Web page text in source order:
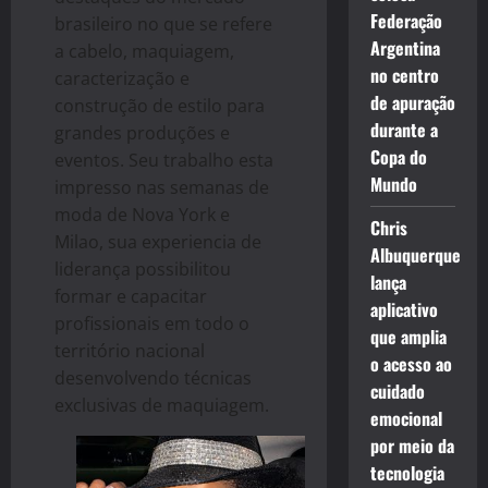
brasileiro no que se refere
a cabelo, maquiagem,
caracterização e
construção de estilo para
grandes produções e
eventos. Seu trabalho esta
impresso nas semanas de
moda de Nova York e
Milao, sua experiencia de
liderança possibilitou
formar e capacitar
profissionais em todo o
território nacional
desenvolvendo técnicas
exclusivas de maquiagem.
Federação
Argentina
no centro
de apuração
durante a
Copa do
Mundo
Chris
Albuquerque
lança
aplicativo
que amplia
o acesso ao
cuidado
emocional
por meio da
tecnologia